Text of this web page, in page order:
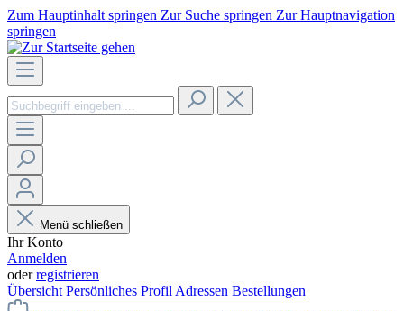
Zum Hauptinhalt springen Zur Suche springen Zur Hauptnavigation
springen
Menü schließen
Ihr Konto
Anmelden
oderregistrieren
Übersicht Persönliches Profil Adressen Bestellungen